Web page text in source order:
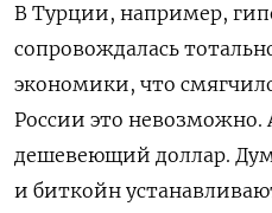
В Турции, например,
сопровождалась
экономики, что
России это
дешевеющий доллар.
и биткойн